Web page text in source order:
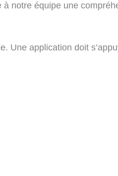
notre équipe une
Une application doit